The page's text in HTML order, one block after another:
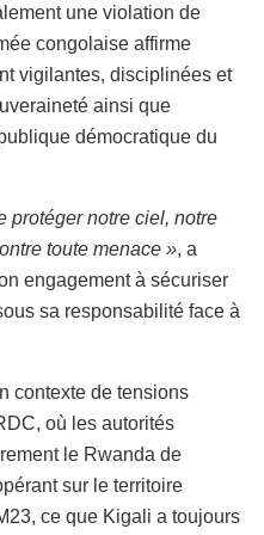
une violation de
congolaise affirme
vigilantes, disciplinées et
ainsi que
démocratique du
protéger notre ciel, notre
toute menace », a
engagement à sécuriser
sa responsabilité face à
contexte de tensions
où les autorités
le Rwanda de
sur le territoire
ce que Kigali a toujours